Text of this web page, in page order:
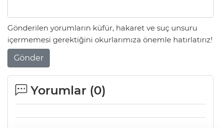
Gönderilen yorumların küfür, hakaret ve suç unsuru
içermemesi gerektiğini okurlarımıza önemle hatırlatırız!
Gönder
Yorumlar (0)